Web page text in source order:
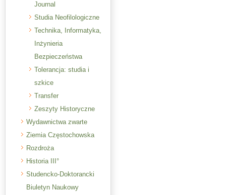
Journal
Studia Neofilologiczne
Technika, Informatyka,
Inżynieria
Bezpieczeństwa
Tolerancja: studia i
szkice
Transfer
Zeszyty Historyczne
Wydawnictwa zwarte
Ziemia Częstochowska
Rozdroża
Historia III°
Studencko-Doktorancki
Biuletyn Naukowy